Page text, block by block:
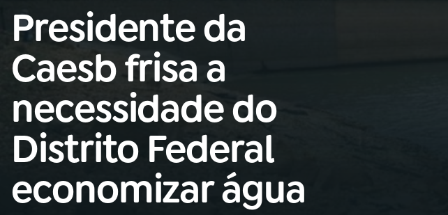
Buscar
na
Rádio
Nacional
AO VIVO
01 INÍCIO
02A RÁDIO
03 PROGRAMAÇÃO
Presidente da
Caesb frisa a
necessidade do
Distrito Federal
economizar água